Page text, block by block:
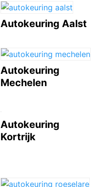
Autokeuring Aalst
Autokeuring
Mechelen
Autokeuring
Kortrijk